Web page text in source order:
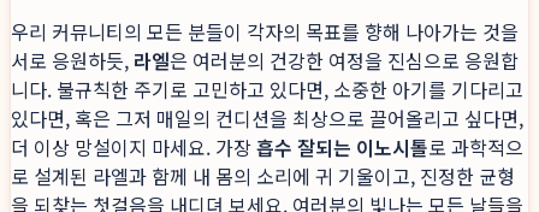
우리 커뮤니티의 모든 분들이 각자의 목표를 향해 나아가는 것을
서로 응원하듯, 라엘은 여러분의 건강한 여정을 진심으로 응원합
니다. 불규칙한 주기로 고민하고 있다면, 소중한 아기를 기다리고
있다면, 혹은 그저 매일의 컨디션을 최상으로 끌어올리고 싶다면,
더 이상 망설이지 마세요. 가장흡수 잘되는 이노시톨로 과학적으
로 설계된 라엘과 함께 내 몸의 소리에 귀 기울이고, 진정한 균형
을 되찾는 첫걸음을 내디뎌 보세요. 여러분의 빛나는 모든 날들을